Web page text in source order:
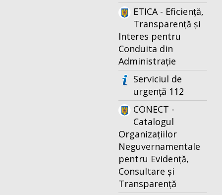
ETICA - Eficiență,
Transparență și
Interes pentru
Conduita din
Administrație
Serviciul de
urgență 112
CONECT -
Catalogul
Organizațiilor
Neguvernamentale
pentru Evidență,
Consultare și
Transparență